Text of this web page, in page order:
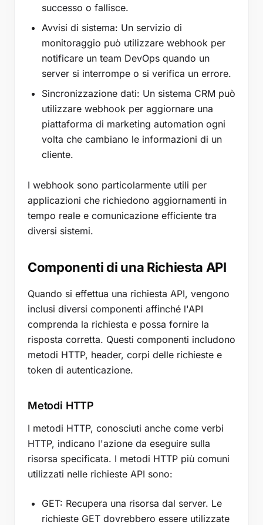
successo o fallisce.
Avvisi di sistema: Un servizio di
monitoraggio può utilizzare webhook per
notificare un team DevOps quando un
server si interrompe o si verifica un errore.
Sincronizzazione dati: Un sistema CRM può
utilizzare webhook per aggiornare una
piattaforma di marketing automation ogni
volta che cambiano le informazioni di un
cliente.
I webhook sono particolarmente utili per
applicazioni che richiedono aggiornamenti in
tempo reale e comunicazione efficiente tra
diversi sistemi.
Componenti di una Richiesta API
Quando si effettua una richiesta API, vengono
inclusi diversi componenti affinché l'API
comprenda la richiesta e possa fornire la
risposta corretta. Questi componenti includono
metodi HTTP, header, corpi delle richieste e
token di autenticazione.
Metodi HTTP
I metodi HTTP, conosciuti anche come verbi
HTTP, indicano l'azione da eseguire sulla
risorsa specificata. I metodi HTTP più comuni
utilizzati nelle richieste API sono:
GET: Recupera una risorsa dal server. Le
richieste GET dovrebbero essere utilizzate